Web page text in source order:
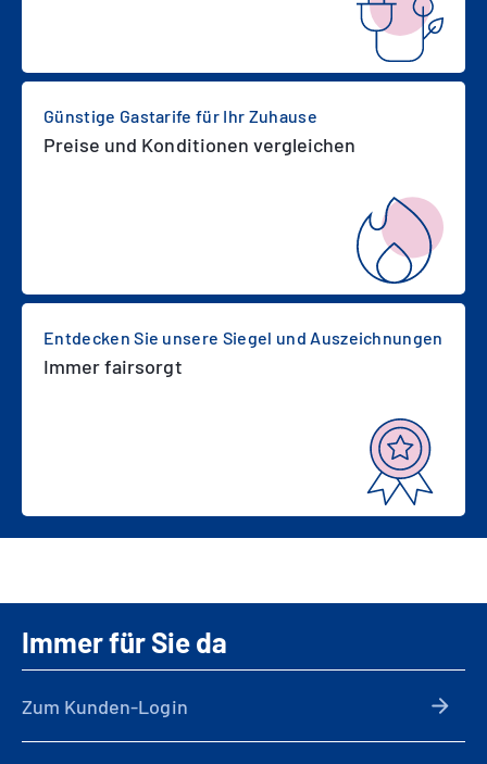
Günstige Gastarife für Ihr Zuhause
Preise und Konditionen vergleichen
Entdecken Sie unsere Siegel und Auszeichnungen
Immer fairsorgt
Immer für Sie da
Zum Kunden-Login